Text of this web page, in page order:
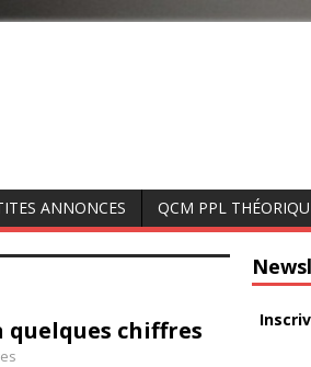
ANNONCES QCM PPL
quelques chiffres